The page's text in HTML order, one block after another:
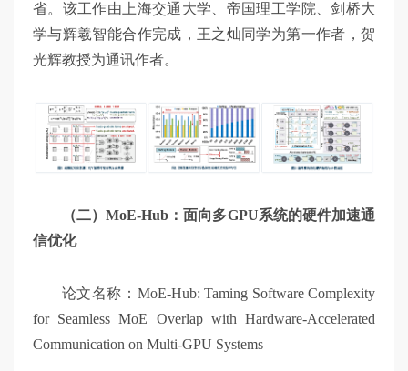
省。该工作由上海交通大学、帝国理工学院、剑桥大
学与辉羲智能合作完成，王之灿同学为第一作者，贺
光辉教授为通讯作者。
（二）MoE-Hub：面向多GPU系统的硬件加速通
信优化
论文名称：MoE-Hub: Taming Software Complexity
for Seamless MoE Overlap with Hardware-Accelerated
Communication on Multi-GPU Systems